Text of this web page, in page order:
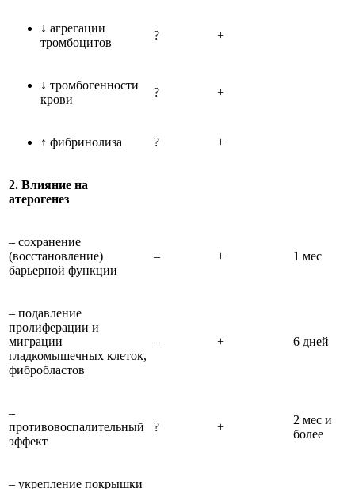
↓ агрегации
тромбоцитов
? +
↓ тромбогенности
крови
? +
↑ фибринолиза ? +
2. Влияние на
атерогенез
– сохранение
(восстановление)
барьерной функции
– + 1 мес
– подавление
пролиферации и
миграции
гладкомышечных клеток,
фибробластов
– + 6 дней
–
противовоспалительный
эффект
? +
2 мес и
более
– укрепление покрышки